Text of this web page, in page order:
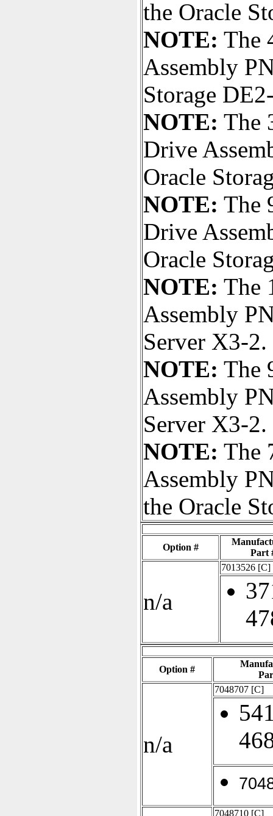
the Oracle
NOTE: The
Assembly
Storage
NOTE: The
Drive
Oracle
NOTE: The
Drive
Oracle
NOTE: The
Assembly
Server X3-2.
NOTE: The
Assembly
Server X3-2.
NOTE: The
Assembly
the Oracle
Option #
Part
n/a
7013526 [C]
Option #
n/a
7048707 [C]
7048710 [C]